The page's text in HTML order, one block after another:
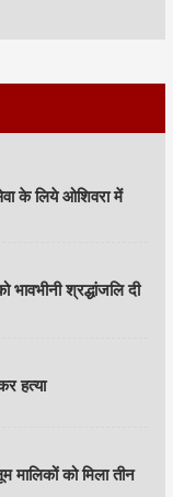
के लिये ओशिवरा में
श्रद्धांजलि दी
हत्या
को मिला तीन